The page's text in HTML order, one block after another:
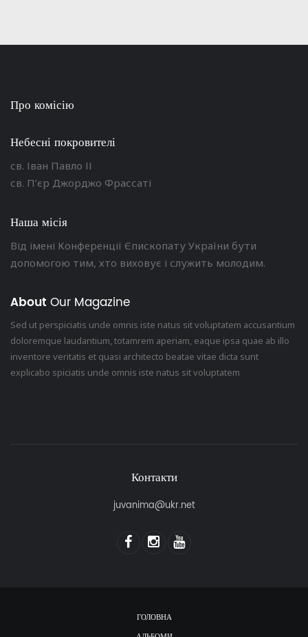
Про комісію
Небесні покровителі
св. Іван Павло ІІ
св. П’єр Джорджо Фрассаті
Наша місія
Від імені Конференції Єпископату України бути
допомогою тим, хто виховує і служить молодим.
About Our Magazine
Sed ut perspiciatis unde omnis iste natus sit voluptatem accusantium
doloremque laudantium, totamrem aperiam, eaque ipsa quae ab illo
inventore veritatis et quasi architecto beatae vitae dicta sunt
explicabo spiciatis unde omnis iste natus sit voluptatem
Контакти
juvanima@ukr.net
ГОЛОВНА